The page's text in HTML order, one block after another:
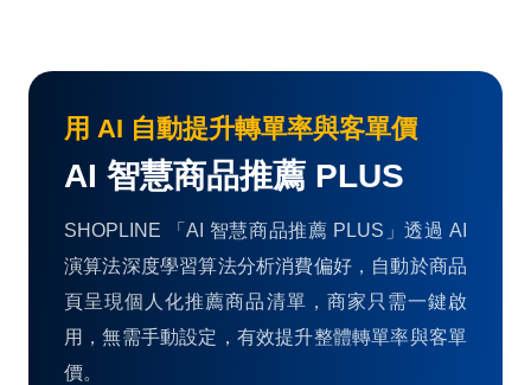
用 AI 自動提升轉單率與客單價
AI 智慧商品推薦 PLUS
SHOPLINE 「AI 智慧商品推薦 PLUS」透過 AI
演算法深度學習算法分析消費偏好，自動於商品
頁呈現個人化推薦商品清單，商家只需一鍵啟
用，無需手動設定，有效提升整體轉單率與客單
價。